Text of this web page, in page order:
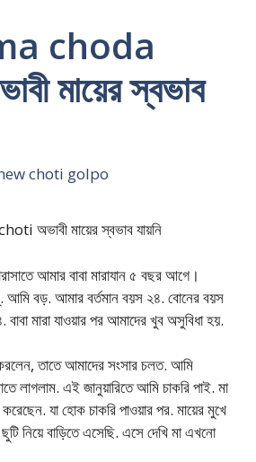
choda
মায়ের স্বভাব
choti golpo
অভাবী মায়ের স্বভাব যায়নি
আমার বাবা মারাযান ৫ বছর আগে।
বড়. আমার বর্তমান বয়স ২৪. বোনের বয়স
মারা যাওয়ার পর আমাদের খুব অসুবিধা হয়.
তাতে আমাদের সংসার চলত. আমি
লাগলাম. এই জানুয়ারিতে আমি চাকরি পাই. মা
যা হোক চাকরি পাওয়ার পর. মায়ের মুখে
নিয়ে বাড়িতে এসেছি. এসে দেখি মা এখনো